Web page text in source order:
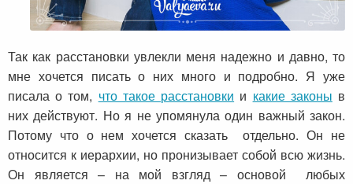
Так как расстановки увлекли меня надежно и давно, то
мне хочется писать о них много и подробно. Я уже
писала о том, что такое расстановки и какие законы в
них действуют. Но я не упомянула один важный закон.
Потому что о нем хочется сказать отдельно. Он не
относится к иерархии, но пронизывает собой всю жизнь.
Он является – на мой взгляд – основой любых